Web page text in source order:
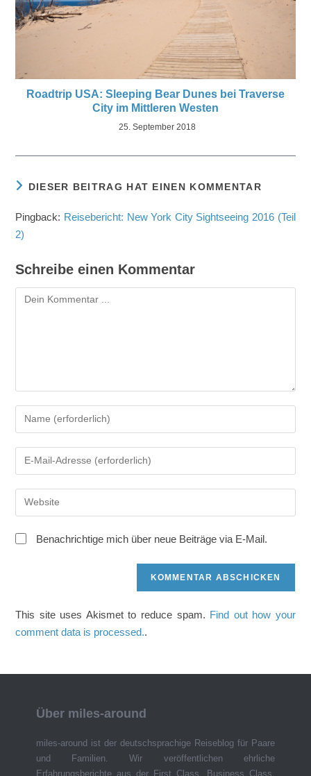
Roadtrip USA: Sleeping Bear Dunes bei Traverse
City im Mittleren Westen
25. September 2018
DIESER BEITRAG HAT EINEN KOMMENTAR
Pingback: Reisebericht: New York City Sightseeing 2016 (Teil
2)
Schreibe einen Kommentar
Kommentar
oder
Benutzernamen
zum
Kommentieren
Mail-
Adresse
zum
URL
Benachrichtige mich über neue Beiträge via E-Mail.
This site uses Akismet to reduce spam. Find out how your
comment data is processed..
Über miles-around
miles-around ist der deutschsprachige Reiseblog für Paare
und Familien. Wir veröffentlichen ehrliche
Erfahrungsberichte aus der First Class, Business Class,